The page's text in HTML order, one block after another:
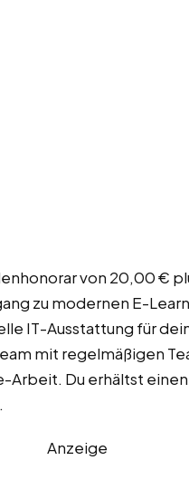
von 20,00 €
zu modernen E-
IT-Ausstattung für
mit regelmäßigen
Du erhältst einen
Anzeige